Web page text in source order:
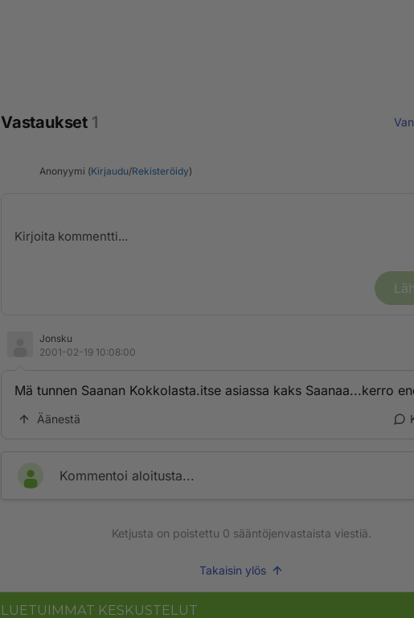
Vastaukset 1
Anonyymi (Kirjaudu/Rekisteröidy)
Jonsku
2001-02-19 10:08:00
Mä tunnen Saanan Kokkolasta.itse asiassa kaks Saanaa...kerro
Äänestä
Kommentoi aloitusta...
Ketjusta on poistettu 0 sääntöjenvastaista viestiä.
Takaisin ylös
LUETUIMMAT KESKUSTELUT